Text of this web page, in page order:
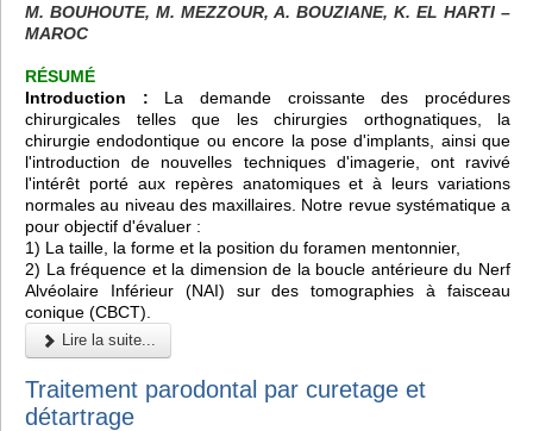
M. BOUHOUTE, M. MEZZOUR, A. BOUZIANE, K. EL HARTI –
MAROC
RÉSUMÉ
Introduction : La demande croissante des procédures
chirurgicales telles que les chirurgies orthognatiques, la
chirurgie endodontique ou encore la pose d'implants, ainsi que
l'introduction de nouvelles techniques d'imagerie, ont ravivé
l'intérêt porté aux repères anatomiques et à leurs variations
normales au niveau des maxillaires. Notre revue systématique a
pour objectif d'évaluer :
1) La taille, la forme et la position du foramen mentonnier,
2) La fréquence et la dimension de la boucle antérieure du Nerf
Alvéolaire Inférieur (NAI) sur des tomographies à faisceau
conique (CBCT).
Lire la suite...
Traitement parodontal par curetage et
détartrage